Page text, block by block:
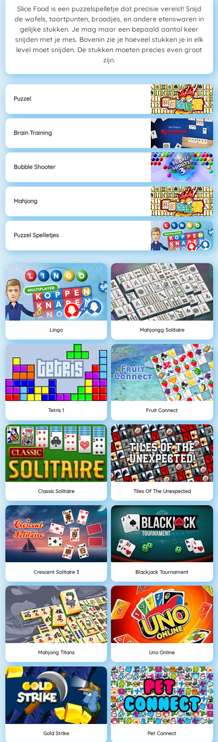
Slice Food is een puzzelspelletje dat precisie vereist! Snijd
de wafels, taartpunten, broodjes, en andere etenswaren in
gelijke stukken. Je mag maar een bepaald aantal keer
snijden met je mes. Bovenin zie je hoeveel stukken je in elk
level moet snijden. De stukken moeten precies even groot
zijn.
Puzzel
Brain Training
Bubble Shooter
Mahjong
Puzzel Spelletjes
Lingo Mahjongg Solitaire
Tetris 1 Fruit Connect
Classic Solitaire Tiles Of The Unexpected
Crescent Solitaire 3 Blackjack Tournament
Mahjong Titans Uno Online
Gold Strike Pet Connect